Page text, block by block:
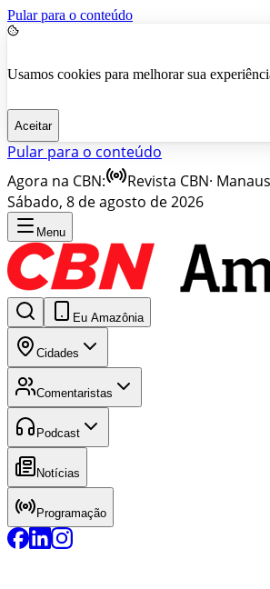
Pular para o conteúdo
Usamos cookies para melhorar sua
Aceitar
Pular para o conteúdo
Agora na CBN:
Revista CBN· Manaus
Sábado, 8 de agosto de 2026
Menu
Eu Amazônia
Cidades
Comentaristas
Podcast
Notícias
Programação